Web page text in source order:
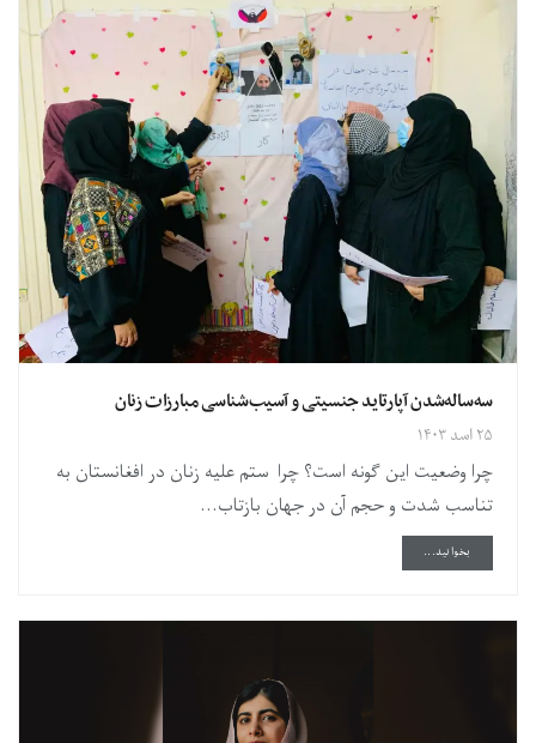
سه‌ساله‌شدن آپارتاید جنسیتی و آسیب‌شناسی مبارزات زنان
۲۵ اسد ۱۴۰۳
چرا وضعیت این گونه است؟ چرا ستم علیه زنان در افغانستان به
تناسب شدت و حجم آن در جهان بازتاب...
بخوانید...